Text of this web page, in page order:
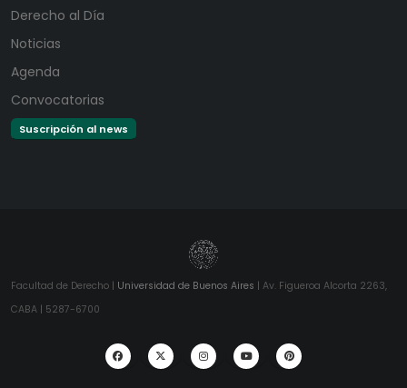
Derecho al Día
Noticias
Agenda
Convocatorias
Suscripción al news
Facultad de Derecho | Universidad de Buenos Aires | Av. Figueroa Alcorta 2263,
CABA | 5287-6700